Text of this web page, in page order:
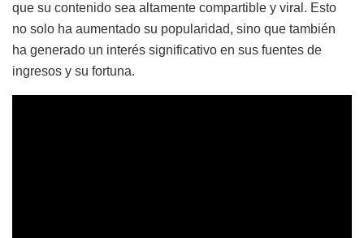
que su contenido sea altamente compartible y viral. Esto
no solo ha aumentado su popularidad, sino que también
ha generado un interés significativo en sus fuentes de
ingresos y su fortuna.